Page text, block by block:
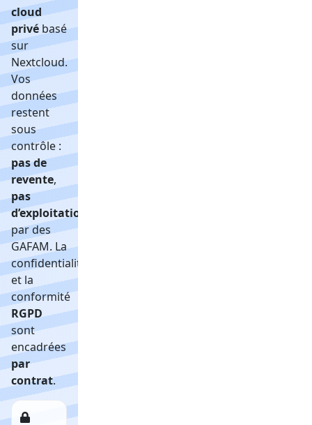
cloud
privé basé
sur
Nextcloud.
Vos
données
restent
sous
contrôle :
pas de
revente,
pas
d’exploitation
par des
GAFAM. La
confidentialité
et la
conformité
RGPD
sont
encadrées
par
contrat.